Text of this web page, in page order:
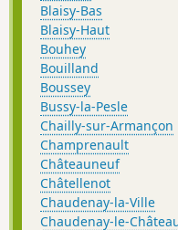
Blaisy-Bas
Blaisy-Haut
Bouhey
Bouilland
Boussey
Bussy-la-Pesle
Chailly-sur-Armançon
Champrenault
Châteauneuf
Châtellenot
Chaudenay-la-Ville
Chaudenay-le-